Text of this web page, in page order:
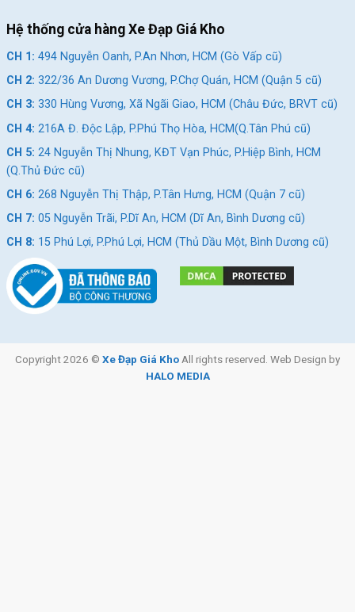
Hệ thống cửa hàng Xe Đạp Giá Kho
CH 1: 494 Nguyễn Oanh, P.An Nhơn, HCM (Gò Vấp cũ)
CH 2: 322/36 An Dương Vương, P.Chợ Quán, HCM (Quận 5 cũ)
CH 3: 330 Hùng Vương, Xã Ngãi Giao, HCM (Châu Đức, BRVT cũ)
CH 4: 216A Đ. Độc Lập, P.Phú Thọ Hòa, HCM(Q.Tân Phú cũ)
CH 5: 24 Nguyễn Thị Nhung, KĐT Vạn Phúc, P.Hiệp Bình, HCM
(Q.Thủ Đức cũ)
CH 6: 268 Nguyễn Thị Thập, P.Tân Hưng, HCM (Quận 7 cũ)
CH 7: 05 Nguyễn Trãi, P.Dĩ An, HCM (Dĩ An, Bình Dương cũ)
CH 8: 15 Phú Lợi, P.Phú Lợi, HCM (Thủ Dầu Một, Bình Dương cũ)
Copyright 2026 © Xe Đạp Giá Kho All rights reserved. Web Design by
HALO MEDIA